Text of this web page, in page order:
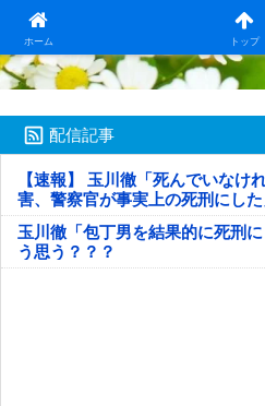
ホーム トップ
日本第一！ニュース録
配信記事
【速報】 玉川徹「死んでいなけ
害、警察官が事実上の死刑にした
玉川徹「包丁男を結果的に死刑
う思う？？？